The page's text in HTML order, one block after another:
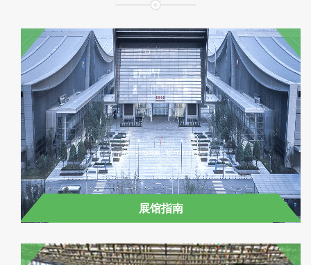
展馆指南
组团参观 免费班车接送